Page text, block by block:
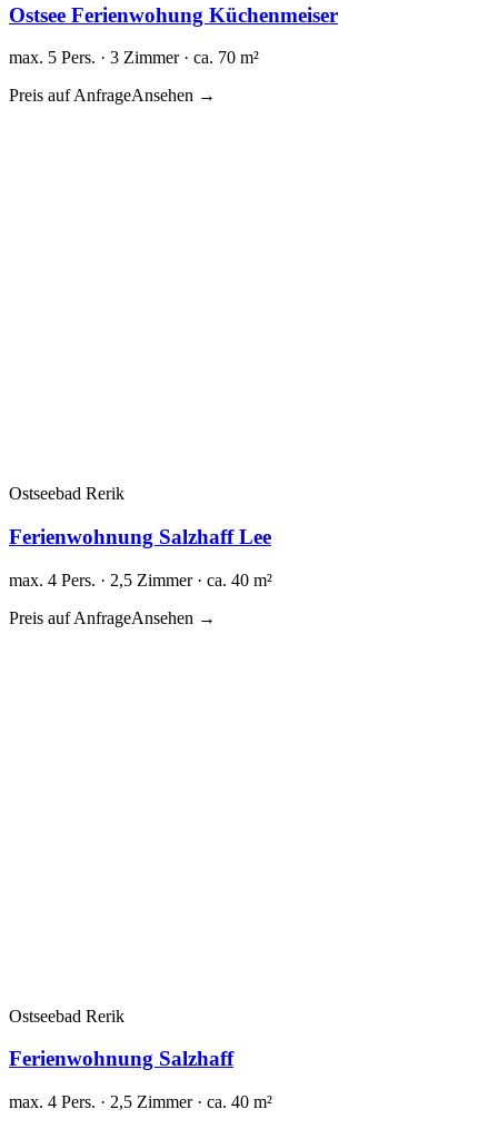
Ostsee Ferienwohung Küchenmeiser
max. 5 Pers. · 3 Zimmer · ca. 70 m²
Preis auf AnfrageAnsehen →
Ostseebad Rerik
Ferienwohnung Salzhaff Lee
max. 4 Pers. · 2,5 Zimmer · ca. 40 m²
Preis auf AnfrageAnsehen →
Ostseebad Rerik
Ferienwohnung Salzhaff
max. 4 Pers. · 2,5 Zimmer · ca. 40 m²